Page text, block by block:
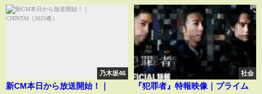
乃木坂46
新CM本日から放送開始！｜
社会
『犯罪者』特報映像｜プライム